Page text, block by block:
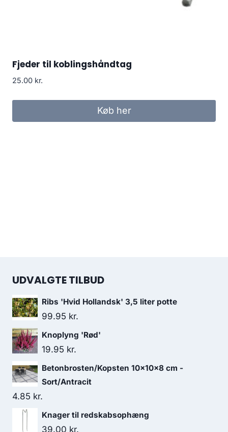
Fjeder til koblingshåndtag
25.00 kr.
Køb her
UDVALGTE TILBUD
Ribs 'Hvid Hollandsk' 3,5 liter potte
99.95 kr.
Knoplyng 'Rød'
19.95 kr.
Betonbrosten/Kopsten 10x10x8 cm -
Sort/Antracit
4.85 kr.
Knager til redskabsophæng
39.00 kr.